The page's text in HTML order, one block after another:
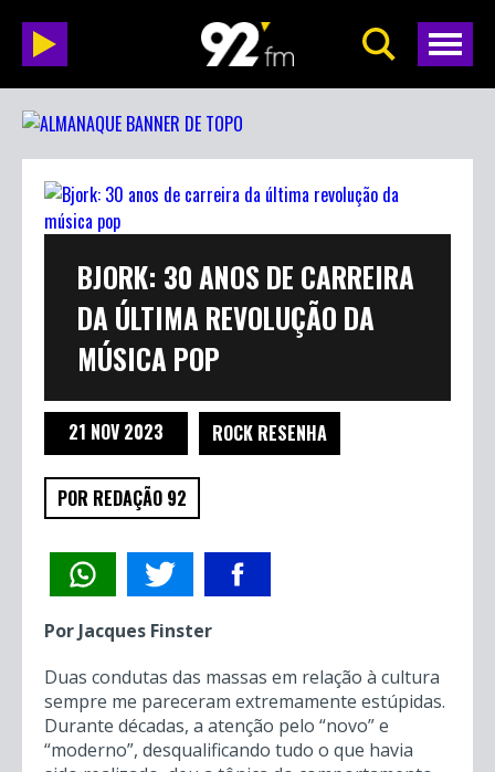
BJORK: 30 ANOS DE CARREIRA
DA ÚLTIMA REVOLUÇÃO DA
MÚSICA POP
21 NOV 2023 ROCK RESENHA
POR REDAÇÃO 92
Por Jacques Finster
Duas condutas das massas em relação à cultura
sempre me pareceram extremamente estúpidas.
Durante décadas, a atenção pelo “novo” e
“moderno”, desqualificando tudo o que havia